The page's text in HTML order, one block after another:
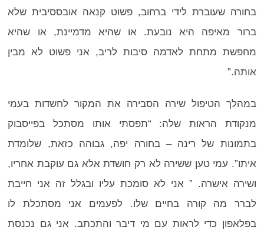
בחורה שעוברת לידי ברחוב, פשוט קנאה אובססיבית שלא
ברור מאיפה היא נובעת. או שהיא מדמיינת, או שהיא
מחפשת מתחת לאדמה סיבות לריב, אני פשוט לא מבין
אותה.”
במהלך הטיפול שירה הסבירה את המקור לחשדות בעמי
מנקודת הראות שלה: “תפסתי אותו מסתכל בפייסבוק
בתמונות של רינה – בחורה יפה, גבוהה כזאת, שלומדת
איתו”. עמי טען ששירה לא רק חושדת אלא גם עוקבת אחריו,
ושירה אישרה. ” אני לא סומכת עליו ובגלל זה אני חייבת
לברר מה קורה בחיים שלו. לפעמים אני מסתכלת לו
בפלאפון כדי לראות עם מי דיבר והתכתב. אני גם נכנסת